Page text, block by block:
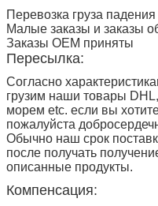
Перевозка груза
Малые заказы и заказы
Заказы OEM приняты
Пересылка:
Согласно
грузим наши товары
морем etc. если вы
пожалуйста
Обычно наш срок
после получать
описанные продукты.
Компенсация: